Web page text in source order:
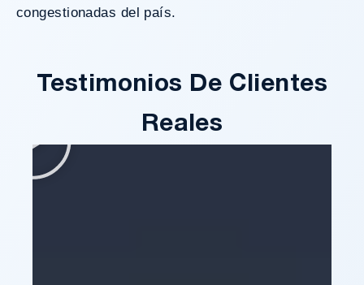
congestionadas del país.
Testimonios De Clientes
Reales